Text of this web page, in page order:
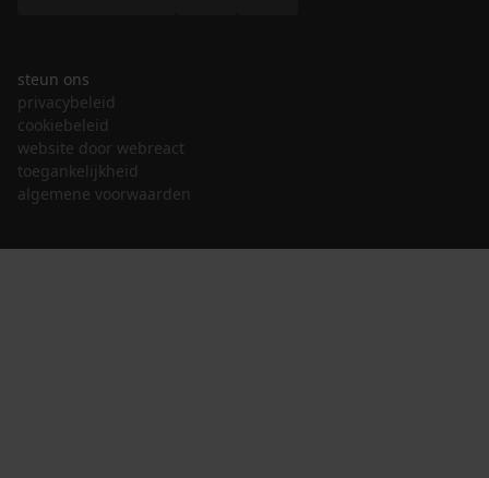
steun ons
privacybeleid
cookiebeleid
website door webreact
toegankelijkheid
algemene voorwaarden